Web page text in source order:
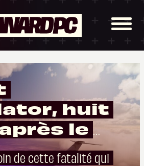
huit
le
de cette fatalité qui